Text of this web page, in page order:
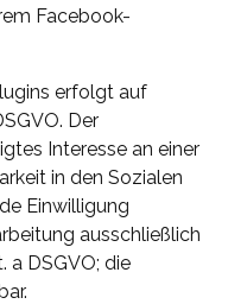
Facebook-
erfolgt auf
Der
Interesse an einer
in den Sozialen
Einwilligung
ausschließlich
a DSGVO; die